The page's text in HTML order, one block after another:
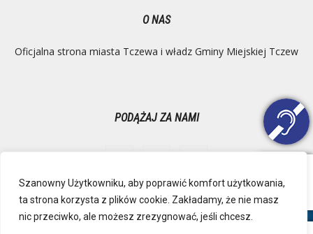
Szanowny Użytkowniku, aby poprawić komfort użytkowania,
ta strona korzysta z plików cookie. Zakładamy, że nie masz
nic przeciwko, ale możesz zrezygnować, jeśli chcesz.
O NAS
Oficjalna strona miasta Tczewa i władz Gminy Miejskiej Tczew
PODĄŻAJ ZA NAMI
Ochrona danych osobowych
Inspektor Danych Osobowych
Polityka Prywatności
Deklaracja dostępności